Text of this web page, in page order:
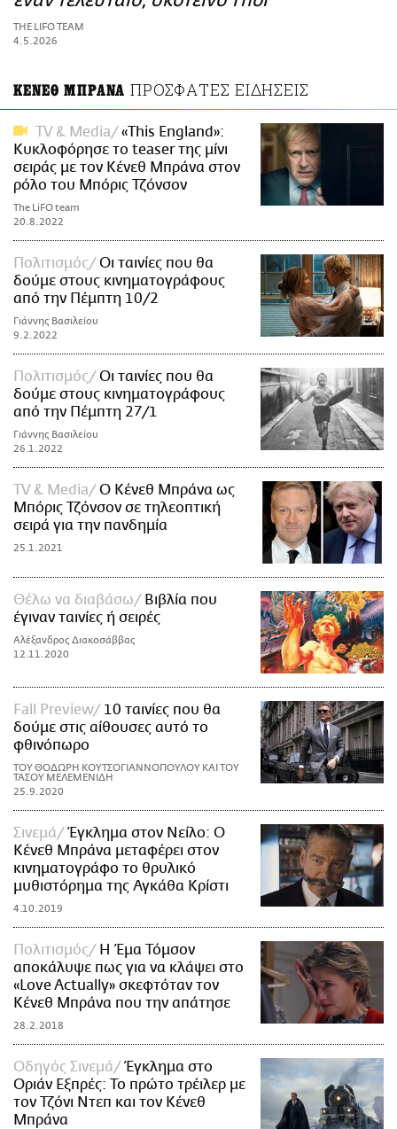
ΑΜΠΑ
PRINT
THE LIFO TEAM
4.5.2026
ΚΕΝΕΘ ΜΠΡΑΝΑ ΠΡΟΣΦΑΤΕΣ ΕΙΔΗΣΕΙΣ
TV & Media
«This England»:
Κυκλοφόρησε το teaser της μίνι
σειράς με τον Κένεθ Μπράνα στον
ρόλο του Μπόρις Τζόνσον
The LiFO team
20.8.2022
Πολιτισμός
Οι ταινίες που θα
δούμε στους κινηματογράφους
από την Πέμπτη 10/2
Γιάννης Βασιλείου
9.2.2022
Πολιτισμός
Οι ταινίες που θα
δούμε στους κινηματογράφους
από την Πέμπτη 27/1
Γιάννης Βασιλείου
26.1.2022
TV & Media
Ο Κένεθ Μπράνα ως
Μπόρις Τζόνσον σε τηλεοπτική
σειρά για την πανδημία
25.1.2021
Θέλω να διαβάσω
Βιβλία που
έγιναν ταινίες ή σειρές
Αλέξανδρος Διακοσάββας
12.11.2020
Fall Preview
10 ταινίες που θα
δούμε στις αίθουσες αυτό το
φθινόπωρο
ΤΟΥ ΘΟΔΩΡΗ ΚΟΥΤΣΟΓΙΑΝΝΟΠΟΥΛΟΥ ΚΑΙ ΤΟΥ
ΤΑΣΟΥ ΜΕΛΕΜΕΝΙΔΗ
25.9.2020
Σινεμά
Έγκλημα στον Νείλο: Ο
Κένεθ Μπράνα μεταφέρει στον
κινηματογράφο το θρυλικό
μυθιστόρημα της Αγκάθα Κρίστι
4.10.2019
Πολιτισμός
Η Έμα Τόμσον
αποκάλυψε πως για να κλάψει στο
«Love Actually» σκεφτόταν τον
Κένεθ Μπράνα που την απάτησε
28.2.2018
Οδηγός Σινεμά
Έγκλημα στο
Οριάν Εξπρές: Το πρώτο τρέιλερ με
τον Τζόνι Ντεπ και τον Κένεθ
Μπράνα